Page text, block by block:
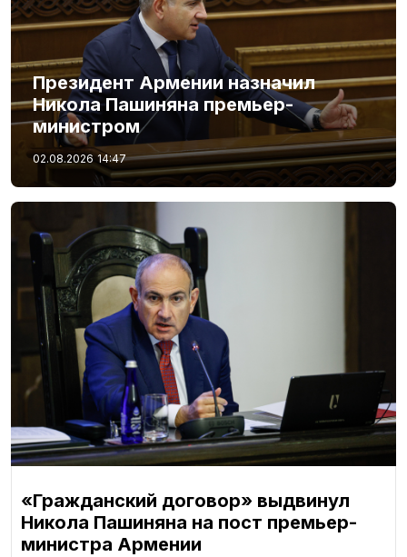
Президент Армении назначил
Никола Пашиняна премьер-
министром
02.08.2026 14:47
«Гражданский договор» выдвинул
Никола Пашиняна на пост премьер-
министра Армении